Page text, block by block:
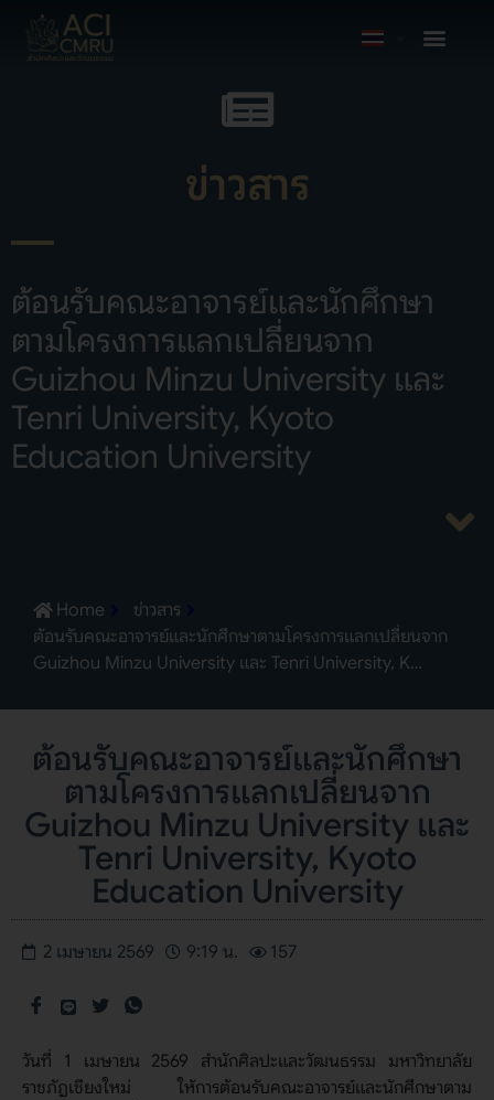
ข่าวสาร
ต้อนรับคณะอาจารย์และนักศึกษา
ตามโครงการแลกเปลี่ยนจาก
Guizhou Minzu University และ
Tenri University, Kyoto
Education University
Home
ข่าวสาร
ต้อนรับคณะอาจารย์และนักศึกษาตามโครงการแลกเปลี่ยนจาก
Guizhou Minzu University และ Tenri University, K…
ต้อนรับคณะอาจารย์และนักศึกษา
ตามโครงการแลกเปลี่ยนจาก
Guizhou Minzu University และ
Tenri University, Kyoto
Education University
2 เมษายน 2569 9:19 น. 157
วันที่ 1 เมษายน 2569 สำนักศิลปะและวัฒนธรรม มหาวิทยาลัย
ราชภัฏเชียงใหม่ ให้การต้อนรับคณะอาจารย์และนักศึกษาตาม